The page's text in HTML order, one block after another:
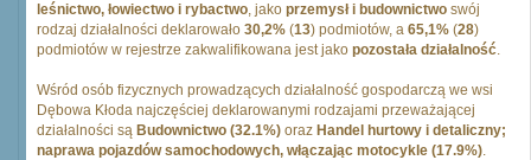
leśnictwo, łowiectwo i rybactwo, jako przemysł i budownictwo swój
rodzaj działalności deklarowało 30,2% (13) podmiotów, a 65,1% (28)
podmiotów w rejestrze zakwalifikowana jest jako pozostała działalność.
Wśród osób fizycznych prowadzących działalność gospodarczą we wsi
Dębowa Kłoda najczęściej deklarowanymi rodzajami przeważającej
działalności są Budownictwo (32.1%) oraz Handel hurtowy i detaliczny;
naprawa pojazdów samochodowych, włączając motocykle (17.9%).